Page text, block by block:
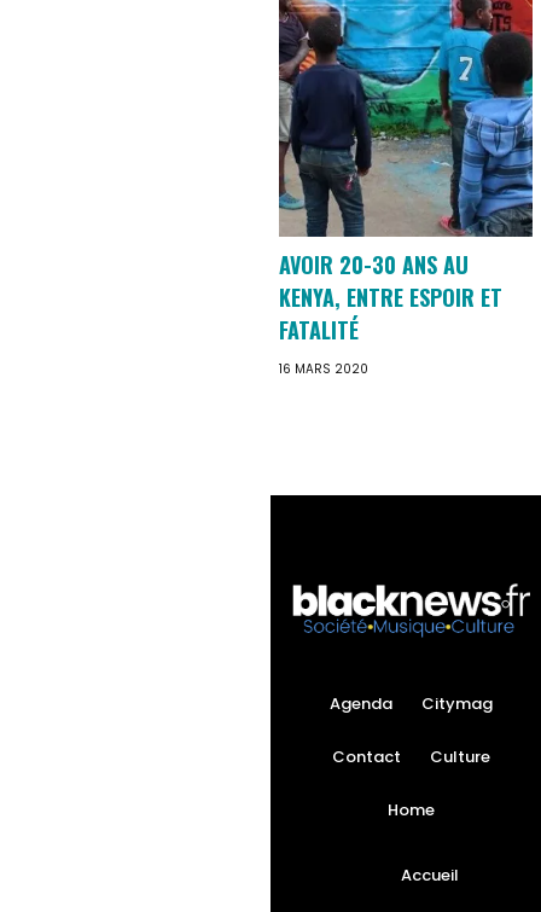
AVOIR 20-30 ANS AU
KENYA, ENTRE ESPOIR ET
FATALITÉ
16 MARS 2020
Agenda Citymag
Contact Culture
Home
Accueil